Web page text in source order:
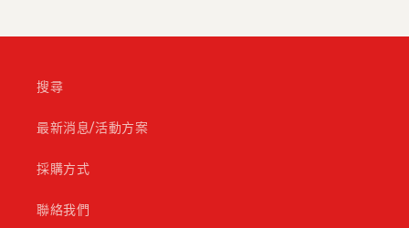
搜尋
最新消息/活動方案
採購方式
聯絡我們